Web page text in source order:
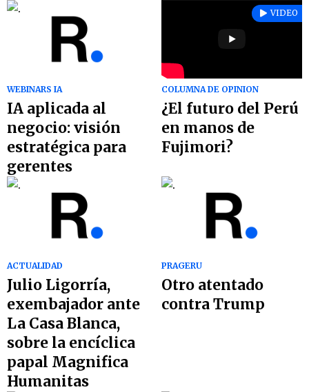
WEBINARS IA
IA aplicada al
negocio: visión
estratégica para
gerentes
VIDEO
COLUMNA DE OPINION
¿El futuro del Perú
en manos de
Fujimori?
ACTUALIDAD
Julio Ligorría,
exembajador ante
La Casa Blanca,
sobre la encíclica
papal Magnifica
Humanitas
PRAGERU
Otro atentado
contra Trump